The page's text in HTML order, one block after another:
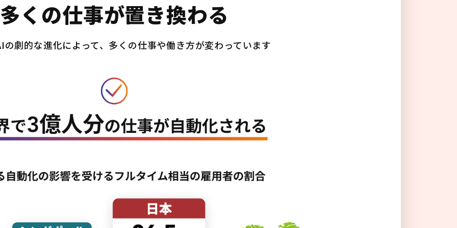
多くの仕事が置き換わる
の劇的な進化によって、多くの仕事や働き方が変わっています